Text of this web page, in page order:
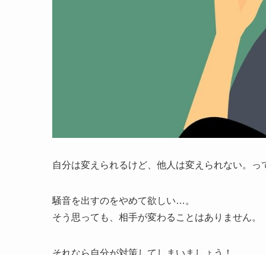
自分は変えられるけど、他人は変えられない。っ
騒音を出すのをやめて欲しい…。
そう思っても、相手が変わることはありません。